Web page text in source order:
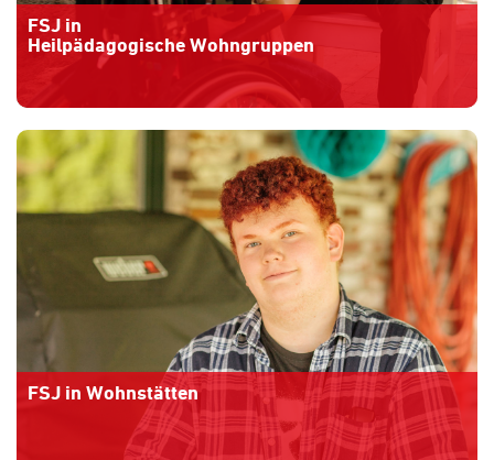
FSJ in
Heilpädagogische Wohngruppen
Mehr Informationen» » »
FSJ in Wohnstätten